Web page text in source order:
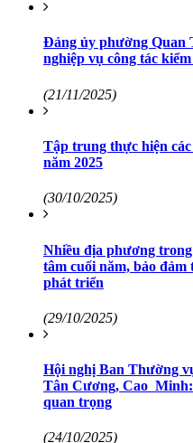
Đảng ủy phường Quan
nghiệp vụ công tác
(21/11/2025)
Tập trung thực hiện
năm 2025
(30/10/2025)
Nhiều địa phương
tâm cuối năm, bảo đảm
phát triển
(29/10/2025)
Hội nghị Ban Thường
Tân Cương, Cao
quan trọng
(24/10/2025)